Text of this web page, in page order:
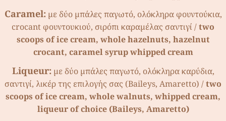
Caramel:µε δύο µπάλες παγωτό, ολόκληρα φουντούκια,
crocant φουντουκιού, σιρόπι καραµέλας σαντιγί /two
scoops of ice cream, whole hazelnuts, hazelnut
crocant, caramel syrup whipped cream
Liqueur:µε δύο µπάλες παγωτό, ολόκληρα καρύδια,
σαντιγί, λικέρ της επιλογής σας (Baileys, Amaretto) /two
scoops of ice cream, whole walnuts, whipped cream,
liqueur of choice (Baileys, Amaretto)